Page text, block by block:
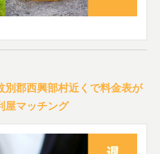
別郡西興部村近くで料金表が
屋マッチング